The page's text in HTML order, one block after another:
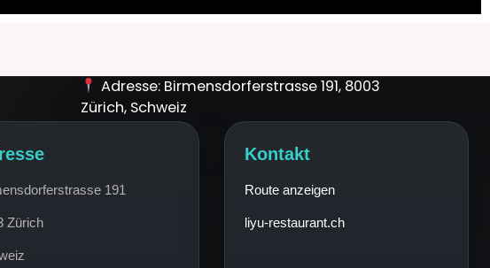
191
Zürich
Kontakt
Route anzeigen
liyu-restaurant.ch
Adresse: Birmensdorferstrasse 191, 8003
Zürich, Schweiz